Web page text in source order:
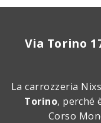
Via Torino
La carrozzeria
Torino, perché
Corso